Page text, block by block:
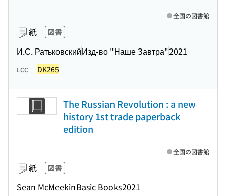
紙 図書
И.С. РатьковскийИзд-во "Наше Завтра"2021
全国の図書館
LCC DK265
The Russian Revolution : a new
history 1st trade paperback
edition
紙 図書
Sean McMeekinBasic Books2021
全国の図書館